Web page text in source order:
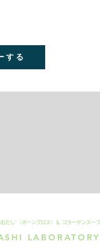
する
だし”（ボーンブロス）＆ コラーゲンスー
LABORATORY